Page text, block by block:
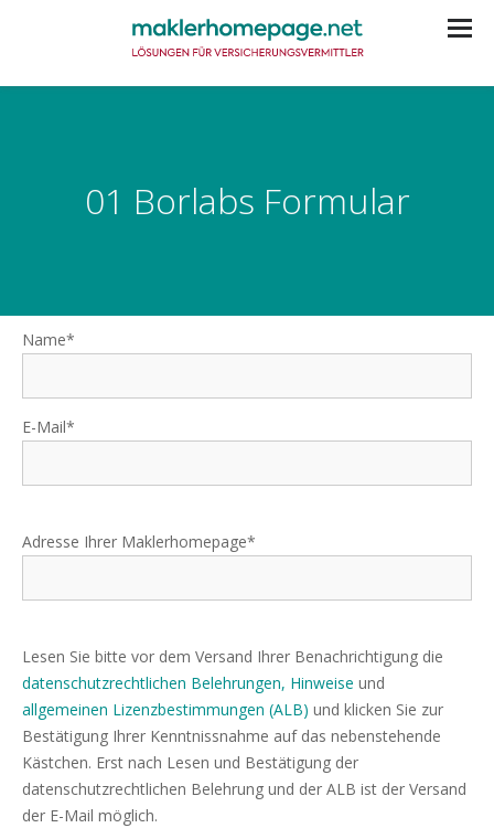
01 Borlabs Formular
Name*
E-Mail*
Adresse Ihrer Maklerhomepage*
Lesen Sie bitte vor dem Versand Ihrer Benachrichtigung die
datenschutzrechtlichen Belehrungen, Hinweise und
allgemeinen Lizenzbestimmungen (ALB) und klicken Sie zur
Bestätigung Ihrer Kenntnissnahme auf das nebenstehende
Kästchen. Erst nach Lesen und Bestätigung der
datenschutzrechtlichen Belehrung und der ALB ist der Versand
der E-Mail möglich.